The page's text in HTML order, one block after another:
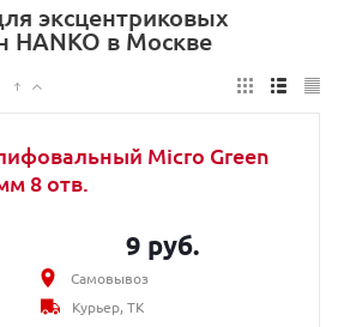
эксцентриковых
в Москве
Micro Green
8 отв.
9 руб.
Самовывоз
Курьер, ТК